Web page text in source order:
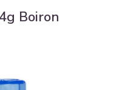
Boiron